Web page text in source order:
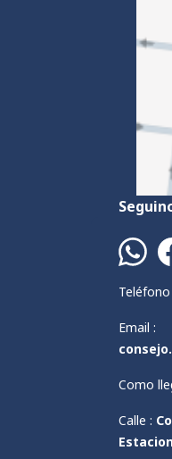
Teléfono
Email :
Como
Calle :